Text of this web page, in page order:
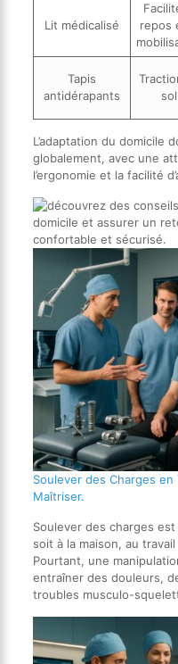
Lit médicalisé
repos
Tapis
antidérapants
sol
L’adaptation du domicile
globalement, avec une
l’ergonomie et la facilité
Soulever des Charges
Maîtriser.
Soulever des charges
soit à la maison, au
Pourtant, une
entraîner des douleurs,
troubles musculo-